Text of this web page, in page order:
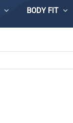
BODY FIT